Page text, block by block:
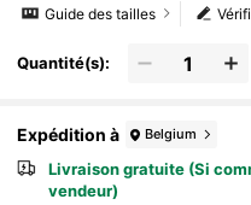
Guide des tailles
Quantité(s):
Expédition à Belgium
Livraison gratuite (Si
vendeur)